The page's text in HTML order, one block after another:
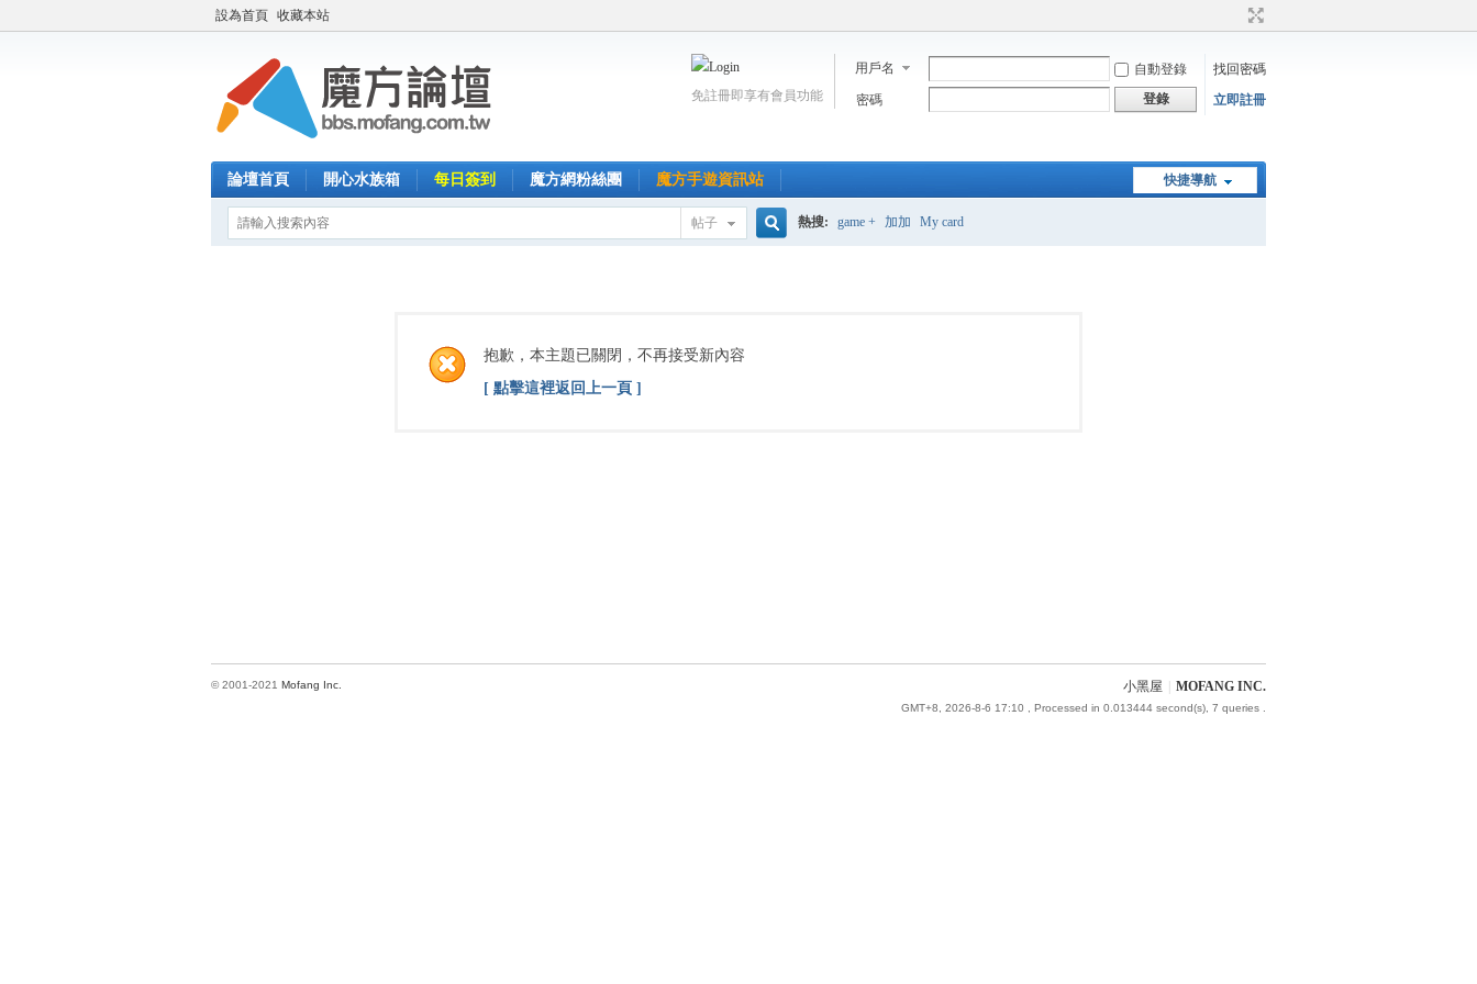
設為首頁 收藏本站
用戶名 自動登錄
找回密碼
密碼
登錄 立即註冊
免註冊即享有會員功能
快捷導航
論壇首頁 開心水族箱 每日簽到 魔方網粉絲團 魔方手遊資訊站
帖子 熱搜: game + 加加 My card
抱歉，本主題已關閉，不再接受新內容
[ 點擊這裡返回上一頁 ]
小黑屋 MOFANG INC.
GMT+8, 2026-8-6 17:10 , Processed in 0.013444 second(s), 7 queries .
© 2001-2021 Mofang Inc.